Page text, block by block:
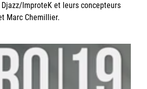
ImproteK et leurs concepteurs
Marc Chemillier.